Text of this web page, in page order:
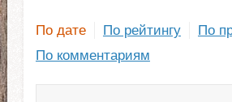
По дате По рейтингу
По
По комментариям